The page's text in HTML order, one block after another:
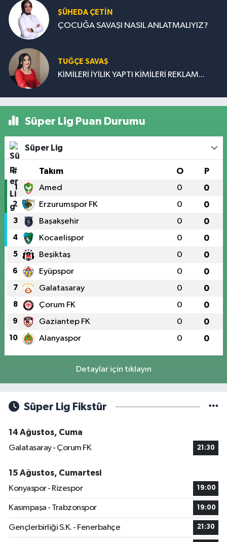
ŞÜHEDA ÇETİN
ÇOCUĞA SAVAŞI NASIL ANLATMALIYIZ?
TUĞÇE SAVAŞ
KİMİLERİ İYİLİK YAPTI KİMİLERİ REKLAM...
Süper Lig Puan Durumu
Süper Lig
# Takım O P
1 Amed 0 0
2 Erzurumspor FK 0 0
3 Başakşehir 0 0
4 Kocaelispor 0 0
5 Beşiktaş 0 0
6 Eyüpspor 0 0
7 Galatasaray 0 0
8 Çorum FK 0 0
9 Gaziantep FK 0 0
10 Alanyaspor 0 0
Detaylar için tıklayın
Süper Lig Fikstür
14 Ağustos, Cuma
Galatasaray - Çorum FK
21:30
15 Ağustos, Cumartesi
Konyaspor - Rizespor
19:00
Kasımpaşa - Trabzonspor 19:00
Gençlerbirliği S.K. - Fenerbahçe 21:30